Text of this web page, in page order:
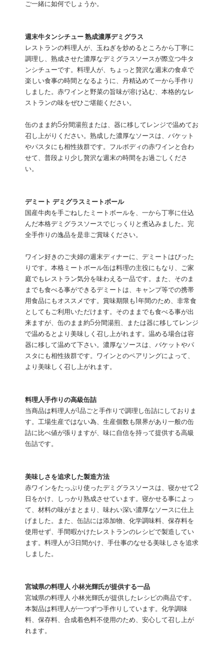
ご一緒に如何でしょうか。
週末牛タンシチュー 熟成濃厚デミグラス
レストランの料理人が、玉ねぎを炒めるところから丁寧に
調理し、熟成させた濃厚なデミグラスソースが際立つ牛タ
ンシチューです。料理人が、ちょっと贅沢な週末の食卓で
楽しい食事の時間となるように、丹精込めて一から手作り
しました。赤ワインと野菜の旨味が溶け込む、本格的なレ
ストランの味をぜひご堪能ください。
缶のまま約5分間湯煎または、器に移してレンジで温めてお
召し上がりください。熟成した濃厚なソースは、バケット
やパスタにも相性抜群です。フルボディの赤ワインと合わ
せて、普段より少し贅沢な週末の時間をお過ごしくださ
い。
デミート デミグラスミートボール
国産牛肉を手ごねしたミートボールを、一から丁寧に仕込
んだ本格デミグラスソースでじっくりと煮込みました。完
全手作りの逸品を是非ご賞味ください。
ワイン好きのご夫婦の週末ディナーに、デミートはぴった
りです。本格ミートボール缶は料理の主役にもなり、ご家
庭でもレストラン気分を味わえる一品です。また、そのま
までも食べる事ができるデミートは、キャンプ等での携帯
用食品にもオススメです。賞味期限も1年間のため、非常食
としてもご利用いただけます。そのままでも食べる事が出
来ますが、缶のまま約5分間湯煎、または器に移してレンジ
で温めるとより美味しく召し上がれます。温める場合は容
器に移して温めて下さい。濃厚なソースは、バケットやパ
スタにも相性抜群です。ワインとのペアリングによって、
より美味しく召し上がれます。
料理人手作りの高級缶詰
当商品は料理人が1品ごと手作りで調理し缶詰にしておりま
す。工場生産ではない為、生産個数も限界があり一般の缶
詰に比べ値が張りますが、味に自信を持って提供する高級
缶詰です。
美味しさを追求した製造方法
赤ワインをたっぷり使ったデミグラスソースは、寝かせて2
日をかけ、しっかり熟成させています。寝かせる事によっ
て、材料の味がまとまり、味わい深い濃厚なソースに仕上
げました。また、缶詰には添加物、化学調味料、保存料を
使用せず、手間暇かけたレストランのレシピで製造してい
ます。料理人が3日間かけ、手仕事のなせる美味しさを追求
しました。
宮城県の料理人 小林光輝氏が提供する一品
宮城県の料理人 小林光輝氏が提供したレシピの商品です。
本製品は料理人が一つずつ手作りしています。化学調味
料、保存料、合成着色料不使用のため、安心して召し上が
れます。